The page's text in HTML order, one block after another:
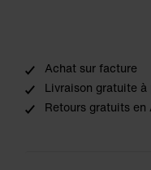
Achat sur facture
Livraison gratuite
Retours gratuits en